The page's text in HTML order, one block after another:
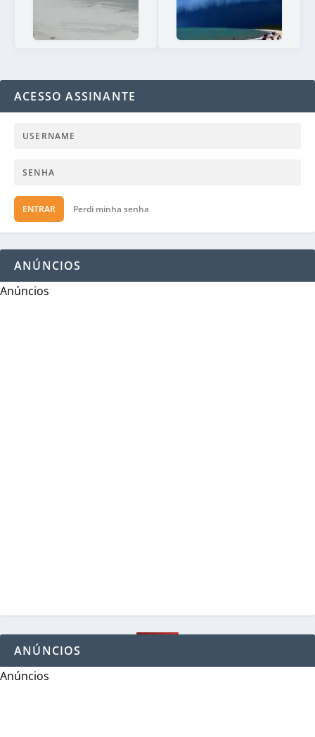
ACESSO ASSINANTE
ENTRAR Perdi minha senha
ANÚNCIOS
Anúncios
ANÚNCIOS
Anúncios